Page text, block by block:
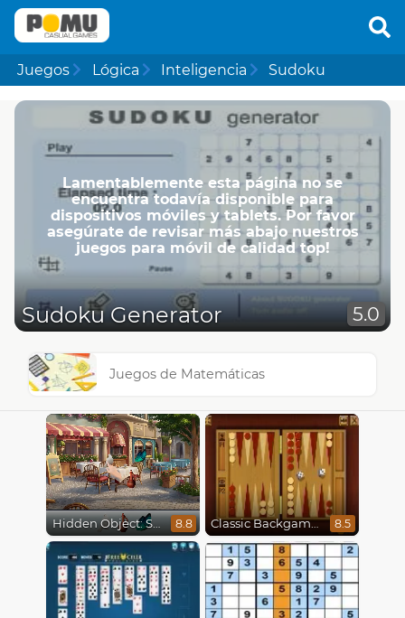
Juegos Lógica Inteligencia Sudoku
Lamentablemente esta página no se
encuentra todavía disponible para
dispositivos móviles y tablets. Por favor
asegúrate de revisar más abajo nuestros
juegos para móvil de calidad top!
Sudoku Generator 5.0
Juegos de Matemáticas
Hidden Object: Street Of Secrets 8.8 Classic Backgammon 8.5